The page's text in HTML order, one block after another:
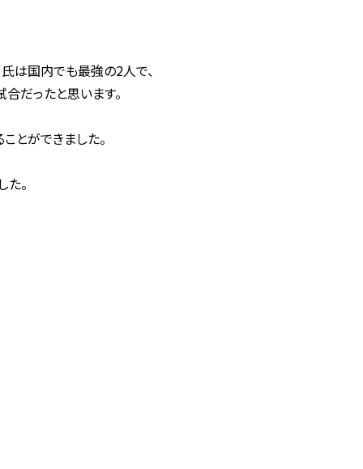
は国内でも最強の2人で、
だったと思います。
とができました。
。